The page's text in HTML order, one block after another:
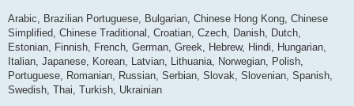
g
Arabic, Brazilian Portuguese, Bulgarian, Chinese Hong Kong, Chinese
Simplified, Chinese Traditional, Croatian, Czech, Danish, Dutch,
Estonian, Finnish, French, German, Greek, Hebrew, Hindi, Hungarian,
Italian, Japanese, Korean, Latvian, Lithuania, Norwegian, Polish,
Portuguese, Romanian, Russian, Serbian, Slovak, Slovenian, Spanish,
Swedish, Thai, Turkish, Ukrainian